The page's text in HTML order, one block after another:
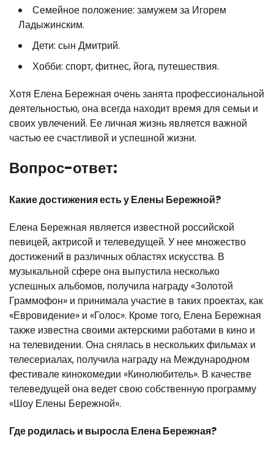
Семейное положение: замужем за Игорем
Ладыжинским.
Дети: сын Дмитрий.
Хобби: спорт, фитнес, йога, путешествия.
Хотя Елена Бережная очень занята профессиональной
деятельностью, она всегда находит время для семьи и
своих увлечений. Ее личная жизнь является важной
частью ее счастливой и успешной жизни.
Вопрос-ответ:
Какие достижения есть у Елены Бережной?
Елена Бережная является известной российской
певицей, актрисой и телеведущей. У нее множество
достижений в различных областях искусства. В
музыкальной сфере она выпустила несколько
успешных альбомов, получила награду «Золотой
Граммофон» и принимала участие в таких проектах, как
«Евровидение» и «Голос». Кроме того, Елена Бережная
также известна своими актерскими работами в кино и
на телевидении. Она снялась в нескольких фильмах и
телесериалах, получила награду на Международном
фестивале кинокомедии «Кинолюбитель». В качестве
телеведущей она ведет свою собственную программу
«Шоу Елены Бережной».
Где родилась и выросла Елена Бережная?